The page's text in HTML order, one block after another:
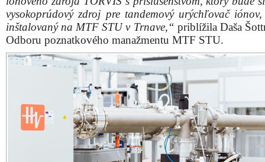
vysokoprúdový zdroj pre tandemový urýchľovač
inštalovaný na MTF STU v Trnave,“ priblížila Daša
Odboru poznatkového manažmentu MTF STU.